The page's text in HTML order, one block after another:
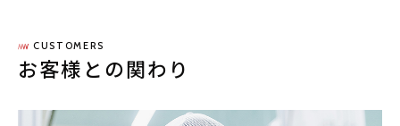
CUSTOMERS
お客様との関わり